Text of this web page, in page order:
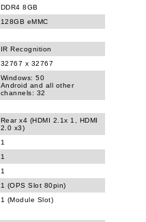
DDR4 8GB
128GB eMMC
IR Recognition
32767 x 32767
Windows: 50
Android and all other
channels: 32
Rear x4 (HDMI 2.1x 1, HDMI
2.0 x3)
1
1
1
1 (OPS Slot 80pin)
1 (Module Slot)